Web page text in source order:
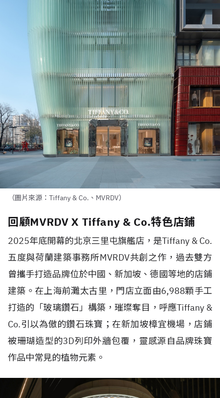
（圖片來源：Tiffany & Co.、MVRDV）
回顧MVRDV X Tiffany & Co.特色店鋪
2025年底開幕的北京三里屯旗艦店，是Tiffany & Co.
五度與荷蘭建築事務所MVRDV共創之作，過去雙方
曾攜手打造品牌位於中國、新加坡、德國等地的店鋪
建築。在上海前灘太古里，門店立面由6,988顆手工
打造的「玻璃鑽石」構築，璀璨奪目，呼應Tiffany &
Co.引以為傲的鑽石珠寶；在新加坡樟宜機場，店鋪
被珊瑚造型的3D列印外牆包覆，靈感源自品牌珠寶
作品中常見的植物元素。